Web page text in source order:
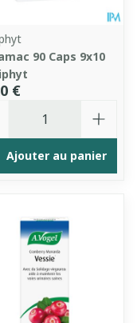
90 Caps 9x10
€
Ajouter au panier